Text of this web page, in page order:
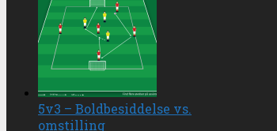
5v3 – Boldbesiddelse vs.
omstilling